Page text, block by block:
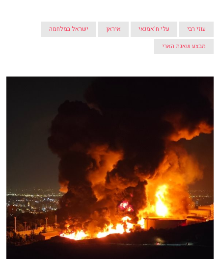
עוזי רבי עלי ח'אמנאי איראן
ישראל במלחמה
מבצע שאגת הארי